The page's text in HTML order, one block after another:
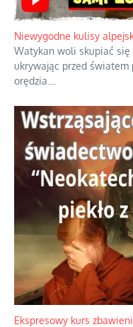
Niewygodne kulisy
Watykan woli skupiać się
ukrywając przed światem
orędzia.
Ekspresowy kurs